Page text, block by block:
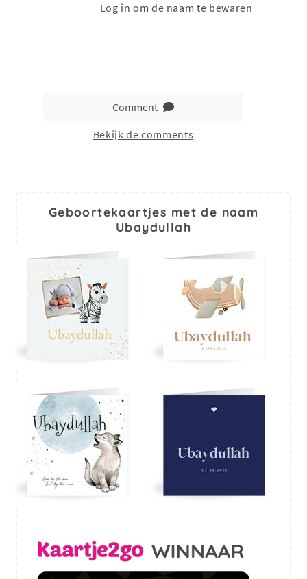
Log in om de naam te bewaren
Comment
Bekijk de comments
Geboortekaartjes met de naam
Ubaydullah